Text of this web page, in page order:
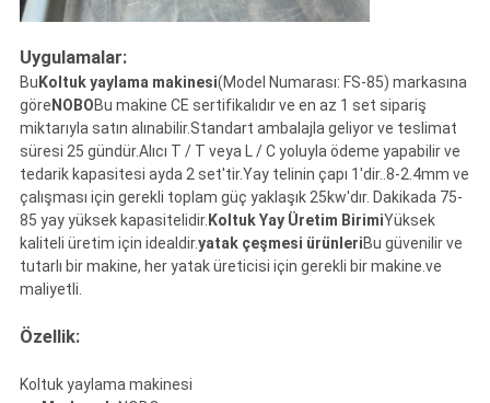
Uygulamalar:
Bu Koltuk yaylama makinesi(Model Numarası: FS-85) markasına
göre NOBOBu makine CE sertifikalıdır ve en az 1 set sipariş
miktarıyla satın alınabilir.Standart ambalajla geliyor ve teslimat
süresi 25 gündür.Alıcı T / T veya L / C yoluyla ödeme yapabilir ve
tedarik kapasitesi ayda 2 set'tir.Yay telinin çapı 1'dir..8-2.4mm ve
çalışması için gerekli toplam güç yaklaşık 25kw'dır. Dakikada 75-
85 yay yüksek kapasitelidir. Koltuk Yay Üretim BirimiYüksek
kaliteli üretim için idealdir.yatak çeşmesi ürünleriBu güvenilir ve
tutarlı bir makine, her yatak üreticisi için gerekli bir makine.ve
maliyetli.
Özellik:
Koltuk yaylama makinesi